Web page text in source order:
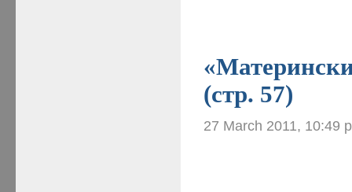
(стр. 57)
27 March 2011, 10:49